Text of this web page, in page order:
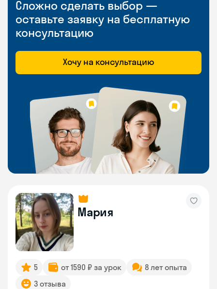
Сложно сделать выбор —
оставьте заявку на бесплатную
консультацию
Хочу на консультацию
Мария
5 от 1590 ₽ за урок
8 лет опыта
3 отзыва